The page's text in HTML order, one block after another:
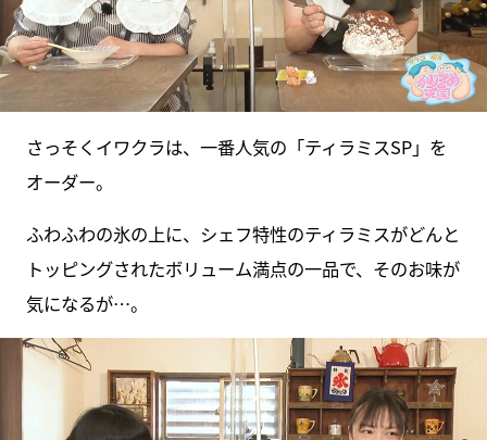
さっそくイワクラは、一番人気の「ティラミスSP」を
オーダー。
ふわふわの氷の上に、シェフ特性のティラミスがどんと
トッピングされたボリューム満点の一品で、そのお味が
気になるが…。